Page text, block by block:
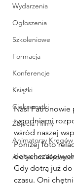
Wydarzenia
Ogłoszenia
Szkoleniowe
Formacja
Konferencje
Książki
Ciekawostki
Zdjęcia i filmy
Animatorzy Kręgów
Archiwum
Nasi Patronowie
tygodniami
wśród naszej
Poniżej foto
Gdy dotrą już do
czasu. Oni